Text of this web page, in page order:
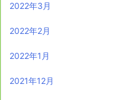
2022年3月
2022年2月
2022年1月
2021年12月